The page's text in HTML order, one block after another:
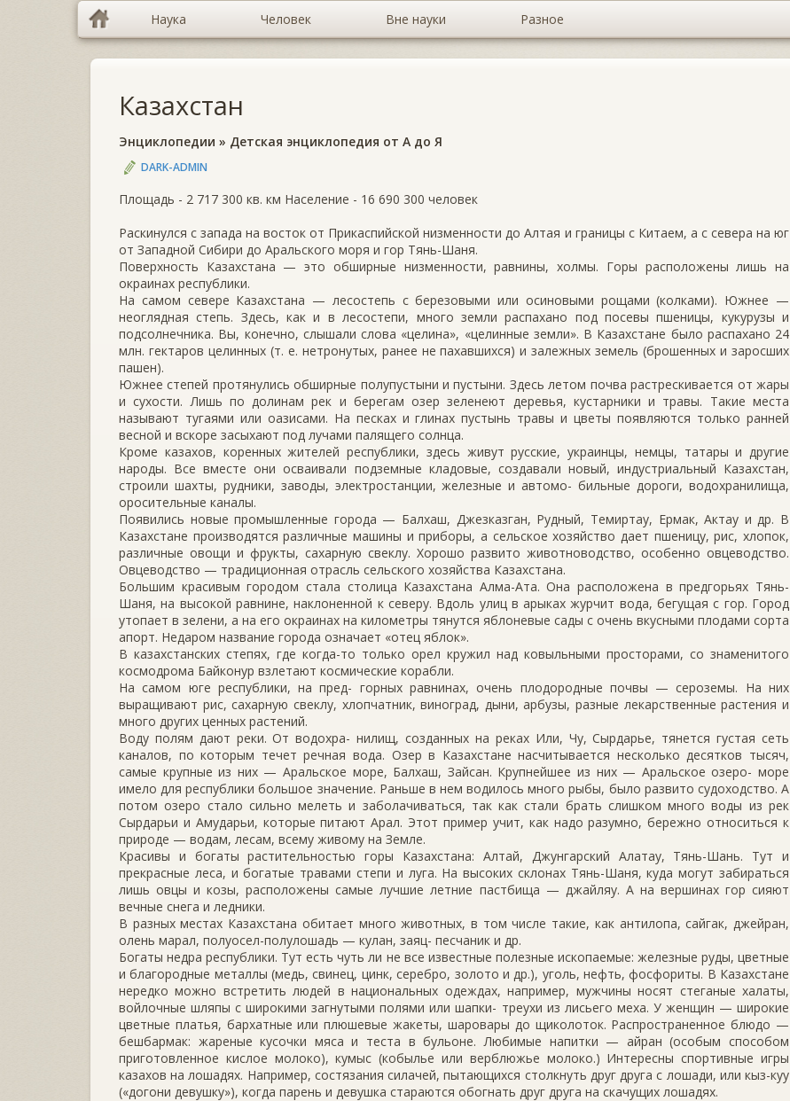
Наука Человек Вне науки Разное
Казахстан
Энциклопедии » Детская энциклопедия от А до Я
DARK-ADMIN
Площадь - 2 717 300 кв. км Население - 16 690 300 человек
Раскинулся с запада на восток от Прикаспийской низменности до Алтая и границы с Китаем, а с севера на юг
от Западной Сибири до Аральского моря и гор Тянь-Шаня.
Поверхность Казахстана — это обширные низменности, равнины, холмы. Горы расположены лишь на
окраинах республики.
На самом севере Казахстана — лесостепь с березовыми или осиновыми рощами (колками). Южнее —
неоглядная степь. Здесь, как и в лесостепи, много земли распахано под посевы пшеницы, кукурузы и
подсолнечника. Вы, конечно, слышали слова «целина», «целинные земли». В Казахстане было распахано 24
млн. гектаров целинных (т. е. нетронутых, ранее не пахавшихся) и залежных земель (брошенных и заросших
пашен).
Южнее степей протянулись обширные полупустыни и пустыни. Здесь летом почва растрескивается от жары
и сухости. Лишь по долинам рек и берегам озер зеленеют деревья, кустарники и травы. Такие места
называют тугаями или оазисами. На песках и глинах пустынь травы и цветы появляются только ранней
весной и вскоре засыхают под лучами палящего солнца.
Кроме казахов, коренных жителей республики, здесь живут русские, украинцы, немцы, татары и другие
народы. Все вместе они осваивали подземные кладовые, создавали новый, индустриальный Казахстан,
строили шахты, рудники, заводы, электростанции, железные и автомо- бильные дороги, водохранилища,
оросительные каналы.
Появились новые промышленные города — Балхаш, Джезказган, Рудный, Темиртау, Ермак, Актау и др. В
Казахстане производятся различные машины и приборы, а сельское хозяйство дает пшеницу, рис, хлопок,
различные овощи и фрукты, сахарную свеклу. Хорошо развито животноводство, особенно овцеводство.
Овцеводство — традиционная отрасль сельского хозяйства Казахстана.
Большим красивым городом стала столица Казахстана Алма-Ата. Она расположена в предгорьях Тянь-
Шаня, на высокой равнине, наклоненной к северу. Вдоль улиц в арыках журчит вода, бегущая с гор. Город
утопает в зелени, а на его окраинах на километры тянутся яблоневые сады с очень вкусными плодами сорта
апорт. Недаром название города означает «отец яблок».
В казахстанских степях, где когда-то только орел кружил над ковыльными просторами, со знаменитого
космодрома Байконур взлетают космические корабли.
На самом юге республики, на пред- горных равнинах, очень плодородные почвы — сероземы. На них
выращивают рис, сахарную свеклу, хлопчатник, виноград, дыни, арбузы, разные лекарственные растения и
много других ценных растений.
Воду полям дают реки. От водохра- нилищ, созданных на реках Или, Чу, Сырдарье, тянется густая сеть
каналов, по которым течет речная вода. Озер в Казахстане насчитывается несколько десятков тысяч,
самые крупные из них — Аральское море, Балхаш, Зайсан. Крупнейшее из них — Аральское озеро- море
имело для республики большое значение. Раньше в нем водилось много рыбы, было развито судоходство. А
потом озеро стало сильно мелеть и заболачиваться, так как стали брать слишком много воды из рек
Сырдарьи и Амударьи, которые питают Арал. Этот пример учит, как надо разумно, бережно относиться к
природе — водам, лесам, всему живому на Земле.
Красивы и богаты растительностью горы Казахстана: Алтай, Джунгарский Алатау, Тянь-Шань. Тут и
прекрасные леса, и богатые травами степи и луга. На высоких склонах Тянь-Шаня, куда могут забираться
лишь овцы и козы, расположены самые лучшие летние пастбища — джайляу. А на вершинах гор сияют
вечные снега и ледники.
В разных местах Казахстана обитает много животных, в том числе такие, как антилопа, сайгак, джейран,
олень марал, полуосел-полулошадь — кулан, заяц- песчаник и др.
Богаты недра республики. Тут есть чуть ли не все известные полезные ископаемые: железные руды, цветные
и благородные металлы (медь, свинец, цинк, серебро, золото и др.), уголь, нефть, фосфориты. В Казахстане
нередко можно встретить людей в национальных одеждах, например, мужчины носят стеганые халаты,
войлочные шляпы с широкими загнутыми полями или шапки- треухи из лисьего меха. У женщин — широкие
цветные платья, бархатные или плюшевые жакеты, шаровары до щиколоток. Распространенное блюдо —
бешбармак: жареные кусочки мяса и теста в бульоне. Любимые напитки — айран (особым способом
приготовленное кислое молоко), кумыс (кобылье или верблюжье молоко.) Интересны спортивные игры
казахов на лошадях. Например, состязания силачей, пытающихся столкнуть друг друга с лошади, или кыз-куу
(«догони девушку»), когда парень и девушка стараются обогнать друг друга на скачущих лошадях.